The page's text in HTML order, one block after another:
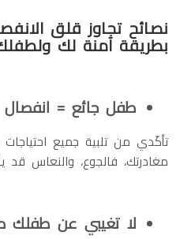
نصائح تجاوز قلق
بطريقة آمنة لك
طفل جائع =
تأكّدي من تلبية جميع
مغادرتك، فالجوع، والنعاس قد
لا تغيبي عن طفلك